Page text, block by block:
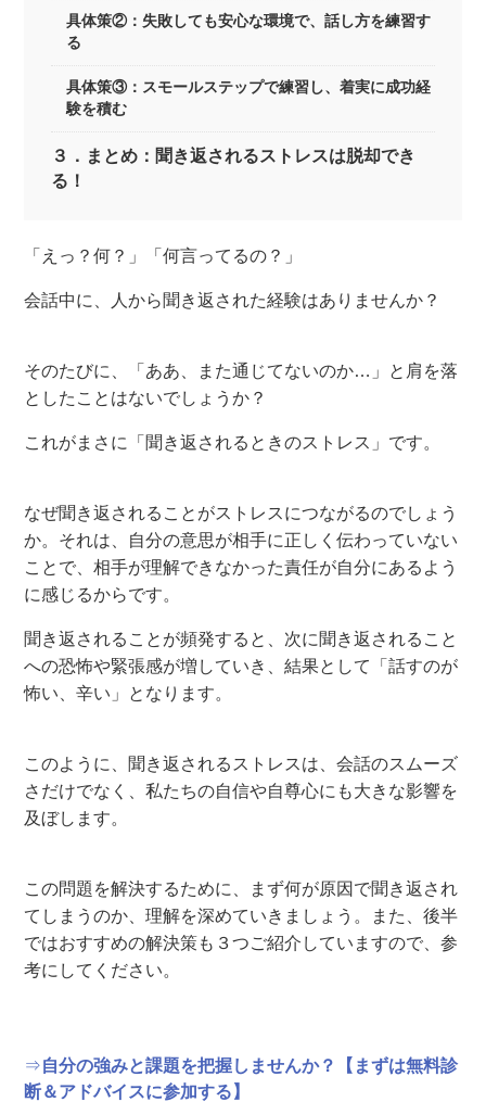
具体策②：失敗しても安心な環境で、話し方を練習す
る
具体策③：スモールステップで練習し、着実に成功経
験を積む
３．まとめ：聞き返されるストレスは脱却でき
る！
「えっ？何？」「何言ってるの？」
会話中に、人から聞き返された経験はありませんか？
そのたびに、「ああ、また通じてないのか…」と肩を落
としたことはないでしょうか？
これがまさに「聞き返されるときのストレス」です。
なぜ聞き返されることがストレスにつながるのでしょう
か。それは、自分の意思が相手に正しく伝わっていない
ことで、相手が理解できなかった責任が自分にあるよう
に感じるからです。
聞き返されることが頻発すると、次に聞き返されること
への恐怖や緊張感が増していき、結果として「話すのが
怖い、辛い」となります。
このように、聞き返されるストレスは、会話のスムーズ
さだけでなく、私たちの自信や自尊心にも大きな影響を
及ぼします。
この問題を解決するために、まず何が原因で聞き返され
てしまうのか、理解を深めていきましょう。また、後半
ではおすすめの解決策も３つご紹介していますので、参
考にしてください。
⇒自分の強みと課題を把握しませんか？【まずは無料診
断＆アドバイスに参加する】